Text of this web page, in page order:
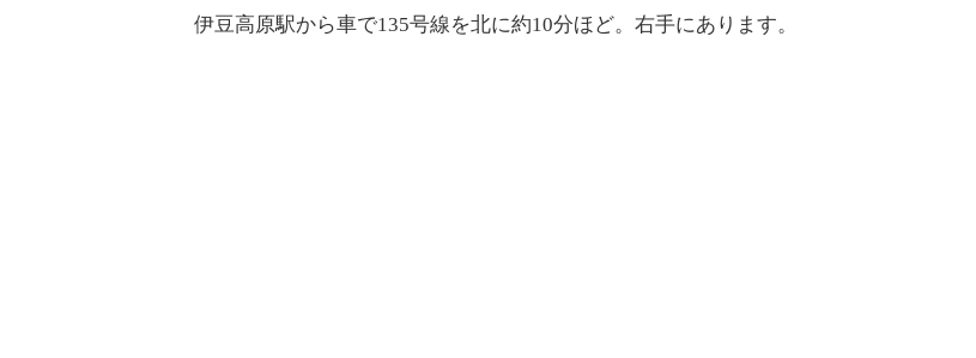
伊豆高原駅から車で135号線を北に約10分ほど。右手にあります。